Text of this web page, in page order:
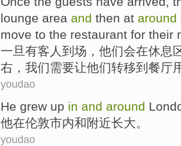
lounge area and then at around
move to the restaurant for their
一旦有客人 到场 ， 他们会在休息
右， 我们需要让他们转移到 餐厅
youdao
He grew up in and around
他在伦敦市内和附近长大。
youdao